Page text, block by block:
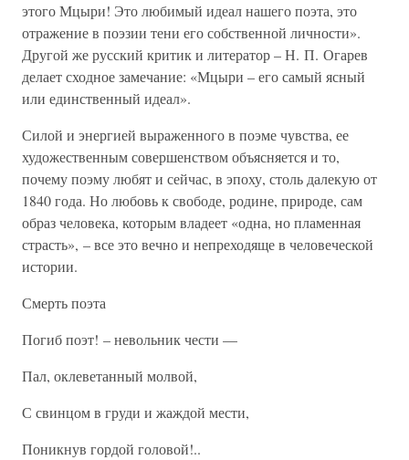
этого Мцыри! Это любимый идеал нашего поэта, это
отражение в поэзии тени его собственной личности».
Другой же русский критик и литератор – Н. П. Огарев
делает сходное замечание: «Мцыри – его самый ясный
или единственный идеал».
Силой и энергией выраженного в поэме чувства, ее
художественным совершенством объясняется и то,
почему поэму любят и сейчас, в эпоху, столь далекую от
1840 года. Но любовь к свободе, родине, природе, сам
образ человека, которым владеет «одна, но пламенная
страсть», – все это вечно и непреходяще в человеческой
истории.
Смерть поэта
Погиб поэт! – невольник чести —
Пал, оклеветанный молвой,
С свинцом в груди и жаждой мести,
Поникнув гордой головой!..